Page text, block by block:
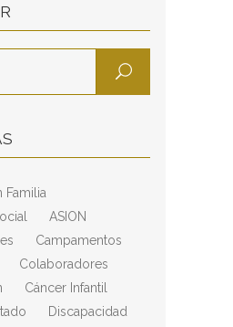
Familia
ASION
Campamentos
Colaboradores
Cáncer Infantil
Discapacidad